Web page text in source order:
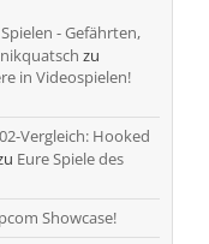
- Gefährten,
zu
in Videospielen!
Vergleich: Hooked
Eure Spiele des
Showcase!